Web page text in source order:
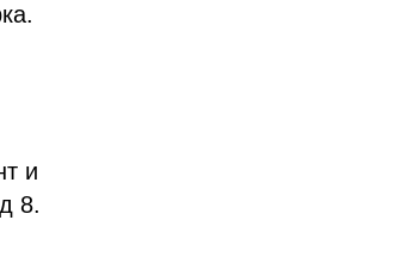
и
8.